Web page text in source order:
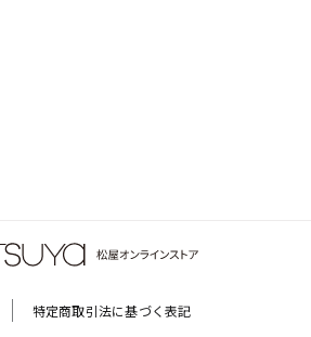
特定商取引法に基づく表記